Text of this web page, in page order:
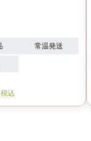
常温発送
税込